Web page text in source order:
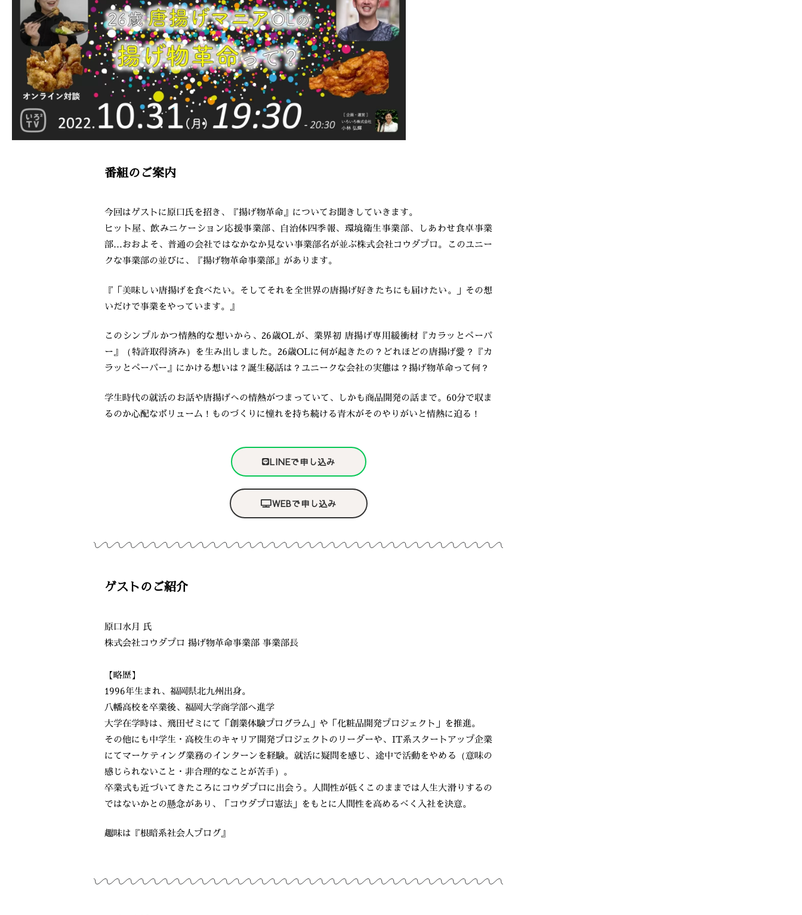
番組のご案内
今回はゲストに原口氏を招き、『揚げ物革命』についてお聞きしていきます。
ヒット屋、飲みニケーション応援事業部、自治体四季報、環境衛生事業部、しあわせ食卓事業
部…おおよそ、普通の会社ではなかなか見ない事業部名が並ぶ株式会社コウダプロ。このユニー
クな事業部の並びに、『揚げ物革命事業部』があります。
『「美味しい唐揚げを食べたい。そしてそれを全世界の唐揚げ好きたちにも届けたい。」その想
いだけで事業をやっています。』
このシンプルかつ情熱的な想いから、26歳OLが、業界初 唐揚げ専用緩衝材『カラッとペーパ
ー』（特許取得済み）を生み出しました。26歳OLに何が起きたの？どれほどの唐揚げ愛？『カ
ラッとペーパー』にかける想いは？誕生秘話は？ユニークな会社の実態は？揚げ物革命って何？
学生時代の就活のお話や唐揚げへの情熱がつまっていて、しかも商品開発の話まで。60分で収ま
るのか心配なボリューム！ものづくりに憧れを持ち続ける青木がそのやりがいと情熱に迫る！
LINEで申し込み
WEBで申し込み
ゲストのご紹介
原口水月 氏
株式会社コウダプロ 揚げ物革命事業部 事業部長
【略歴】
1996年生まれ、福岡県北九州出身。
八幡高校を卒業後、福岡大学商学部へ進学
大学在学時は、飛田ゼミにて「創業体験プログラム」や「化粧品開発プロジェクト」を推進。
その他にも中学生・高校生のキャリア開発プロジェクトのリーダーや、IT系スタートアップ企業
にてマーケティング業務のインターンを経験。就活に疑問を感じ、途中で活動をやめる（意味の
感じられないこと・非合理的なことが苦手）。
卒業式も近づいてきたころにコウダプロに出会う。人間性が低くこのままでは人生大滑りするの
ではないかとの懸念があり、「コウダプロ憲法」をもとに人間性を高めるべく入社を決意。
趣味は『根暗系社会人ブログ』